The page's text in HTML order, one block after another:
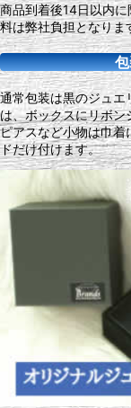
商品到着後14日以内
料は弊社負担となりま
通常包装は黒のジュエ
は、ボックスにリボン
ピアスなど小物は巾着
ドだけ付けます。